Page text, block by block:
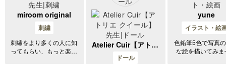
miroom original
刺繍
刺繍をより多くの人に知
ってもらい、もっと楽し
Atelier Cuir【アトリ
エ クイール】
ドール
yune
イラスト・絵
色鉛筆5色で写真
な絵を描いてみま